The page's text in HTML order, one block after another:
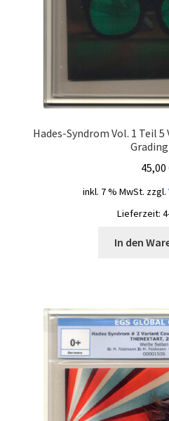
Hades-Syndrom Vol. 1 Teil 5
Grading
45,00
inkl. 7 % MwSt. zzgl.
Lieferzeit:
In den